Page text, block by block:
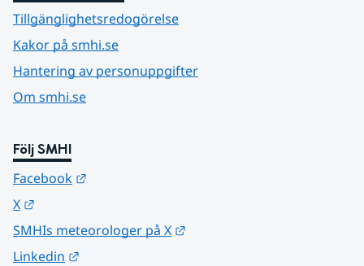
Tillgänglighetsredogörelse
Kakor på smhi.se
Hantering av personuppgifter
Om smhi.se
Följ SMHI
Facebook
X
SMHIs meteorologer på X
Linkedin